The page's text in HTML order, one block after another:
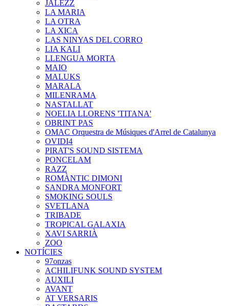
JALEZZ
LA MARIA
LA OTRA
LA XICA
LAS NINYAS DEL CORRO
LIA KALI
LLENGUA MORTA
MAIO
MALUKS
MARALA
MILENRAMA
NASTALLAT
NOELIA LLORENS 'TITANA'
OBRINT PAS
OMAC Orquestra de Músiques d'Arrel de Catalunya
OVIDI4
PIRAT'S SOUND SISTEMA
PONCELAM
RAZZ
ROMÀNTIC DIMONI
SANDRA MONFORT
SMOKING SOULS
SVETLANA
TRIBADE
TROPICAL GALAXIA
XAVI SARRIÀ
ZOO
NOTÍCIES
97onzas
ACHILIFUNK SOUND SYSTEM
AUXILI
AVANT
AT VERSARIS